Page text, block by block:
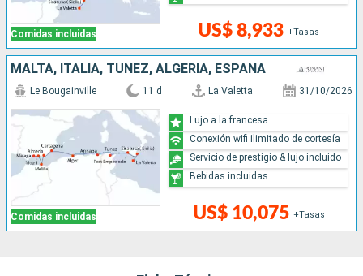
Comidas incluidas US$ 8,933 +Tasas
MALTA, ITALIA, TÚNEZ, ALGERIA, ESPAÑA
Comidas incluidas
Le Bougainville 11 d La Valetta 31/10/2026
US$ 10,075 +Tasas
Lujo a la francesa
Conexión wifi ilimitado de cortesía
Servicio de prestigio & lujo incluido
Bebidas incluidas